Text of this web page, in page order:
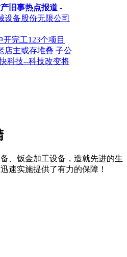
旧事热点报道 -
设备股份无限公司
完工123个项目
店主或存堆叠 子公
科技--科技改变将
、钣金加工设备，造就先进的生
速实施提供了有力的保障！